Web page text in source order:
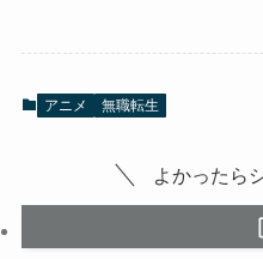
アニメ 無職転生
よかったら